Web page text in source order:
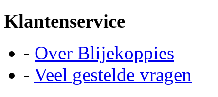
Klantenservice
- Over Blijekoppies
- Veel gestelde vragen